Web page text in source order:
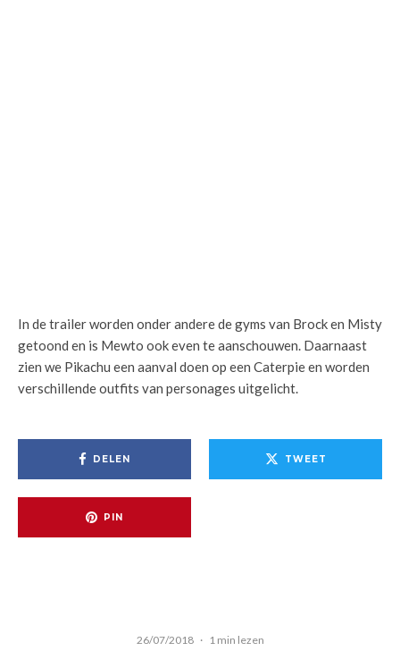
In de trailer worden onder andere de gyms van Brock en Misty
getoond en is Mewto ook even te aanschouwen. Daarnaast
zien we Pikachu een aanval doen op een Caterpie en worden
verschillende outfits van personages uitgelicht.
DELEN TWEET
PIN
26/07/2018 · 1 min lezen